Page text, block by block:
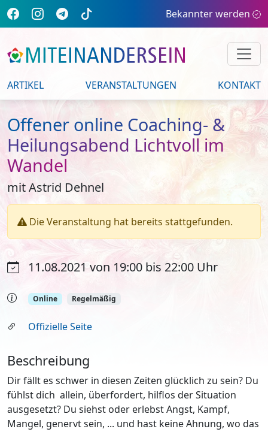
Bekannter werden
ARTIKEL VERANSTALTUNGEN KONTAKT
Offener online Coaching- &
Heilungsabend Lichtvoll im
Wandel
mit Astrid Dehnel
Die Veranstaltung hat bereits stattgefunden.
11.08.2021 von 19:00 bis 22:00 Uhr
Online Regelmäßig
Offizielle Seite
Beschreibung
Dir fällt es schwer in diesen Zeiten glücklich zu sein? Du
fühlst dich allein, überfordert, hilflos der Situation
ausgesetzt? Du siehst oder erlebst Angst, Kampf,
Mangel, genervt sein, ... und hast keine Ahnung, wo das